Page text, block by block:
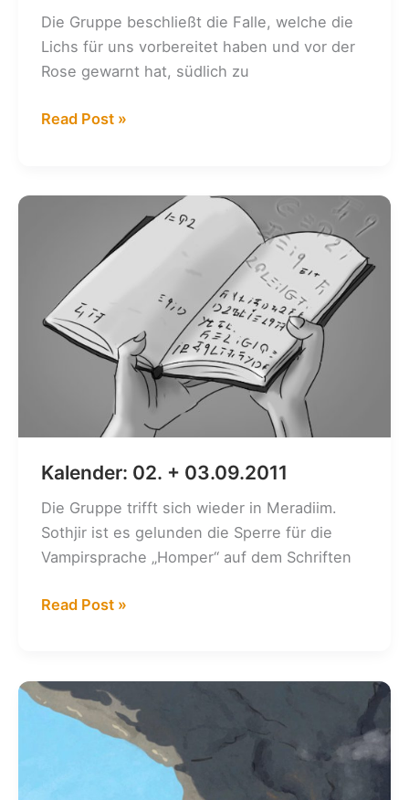
Die Gruppe beschließt die Falle, welche die
Lichs für uns vorbereitet haben und vor der
Rose gewarnt hat, südlich zu
Kalender:
03.12.2011
Read Post »
Kalender: 02. + 03.09.2011
Die Gruppe trifft sich wieder in Meradiim.
Sothjir ist es gelunden die Sperre für die
Vampirsprache „Homper“ auf dem Schriften
Kalender:
03.09.2011
Read Post »